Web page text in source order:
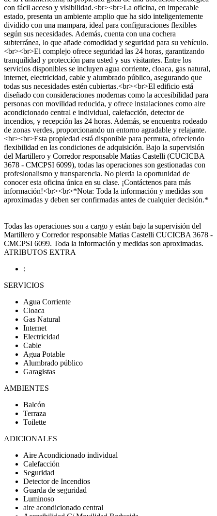
con fácil acceso y visibilidad.<br><br>La oficina, en impecable
estado, presenta un ambiente amplio que ha sido inteligentemente
dividido con una mampara, ideal para configuraciones flexibles
según sus necesidades. Además, cuenta con una cochera
subterránea, lo que añade comodidad y seguridad para su vehículo.
<br><br>El complejo ofrece seguridad las 24 horas, garantizando
tranquilidad y protección para usted y sus visitantes. Entre los
servicios disponibles se incluyen agua corriente, cloaca, gas natural,
internet, electricidad, cable y alumbrado público, asegurando que
todas sus necesidades estén cubiertas.<br><br>El edificio está
diseñado con consideraciones modernas como la accesibilidad para
personas con movilidad reducida, y ofrece instalaciones como aire
acondicionado central e individual, calefacción, detector de
incendios, y recepción las 24 horas. Además, se encuentra rodeado
de zonas verdes, proporcionando un entorno agradable y relajante.
<br><br>Esta propiedad está disponible para permuta, ofreciendo
flexibilidad en las condiciones de adquisición. Bajo la supervisión
del Martillero y Corredor responsable Matías Castelli (CUCICBA
3678 - CMCPSI 6099), todas las operaciones son gestionadas con
profesionalismo y transparencia. No pierda la oportunidad de
conocer esta oficina única en su clase. ¡Contáctenos para más
información!<br><br>*Nota: Toda la información y medidas son
aproximadas y deben ser confirmadas antes de cualquier decisión.*
Todas las operaciones son a cargo y están bajo la supervisión del
Martillero y Corredor responsable Matias Castelli CUCICBA 3678 -
CMCPSI 6099. Toda la información y medidas son aproximadas.
ATRIBUTOS EXTRA
:
SERVICIOS
Agua Corriente
Cloaca
Gas Natural
Internet
Electricidad
Cable
Agua Potable
Alumbrado público
Garagistas
AMBIENTES
Balcón
Terraza
Toilette
ADICIONALES
Aire Acondicionado individual
Calefacción
Seguridad
Detector de Incendios
Guarda de seguridad
Luminoso
aire acondicionado central